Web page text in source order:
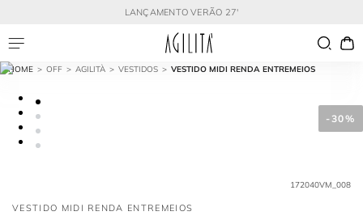
LANÇAMENTO VERÃO 27'
OFF AGILITÀ VESTIDOS VESTIDO MIDI RENDA ENTREMEIOS
- 30%
172040VM_008
VESTIDO MIDI RENDA ENTREMEIOS